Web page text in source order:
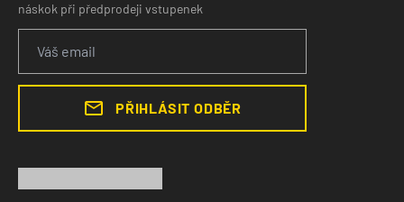
náskok při předprodeji vstupenek
PŘIHLÁSIT ODBĚR